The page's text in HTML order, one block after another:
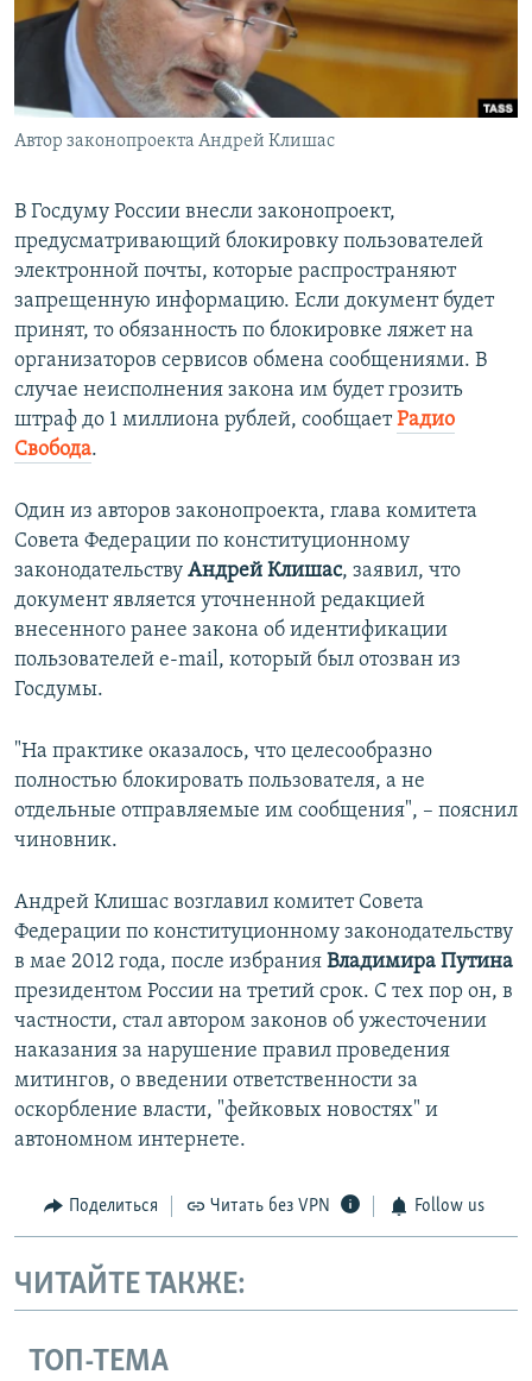
ПОБЕДИТЕЛЕЙ НЕ СУДЯТ?
КРЫМ.НЕПОКОРЕННЫЙ
ELIFBE
УКРАИНСКАЯ ПРОБЛЕМА КРЫМА
ПРИСОЕДИНЯЙТЕСЬ!
Автор законопроекта Андрей Клишас
В Госдуму России внесли законопроект,
предусматривающий блокировку пользователей
электронной почты, которые распространяют
запрещенную информацию. Если документ будет
принят, то обязанность по блокировке ляжет на
организаторов сервисов обмена сообщениями. В
случае неисполнения закона им будет грозить
штраф до 1 миллиона рублей, сообщает Радио
Свобода.
Один из авторов законопроекта, глава комитета
Совета Федерации по конституционному
законодательству Андрей Клишас, заявил, что
документ является уточненной редакцией
внесенного ранее закона об идентификации
пользователей e-mail, который был отозван из
Госдумы.
"На практике оказалось, что целесообразно
полностью блокировать пользователя, а не
отдельные отправляемые им сообщения", – пояснил
чиновник.
Андрей Клишас возглавил комитет Совета
Федерации по конституционному законодательству
в мае 2012 года, после избрания Владимира Путина
президентом России на третий срок. С тех пор он, в
частности, стал автором законов об ужесточении
наказания за нарушение правил проведения
митингов, о введении ответственности за
оскорбление власти, "фейковых новостях" и
автономном интернете.
Поделиться Читать без VPN Follow us
ЧИТАЙТЕ ТАКЖЕ:
ТОП-ТЕМА